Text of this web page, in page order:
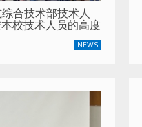
合技术部技术人
校技术人员的高度
NEWS